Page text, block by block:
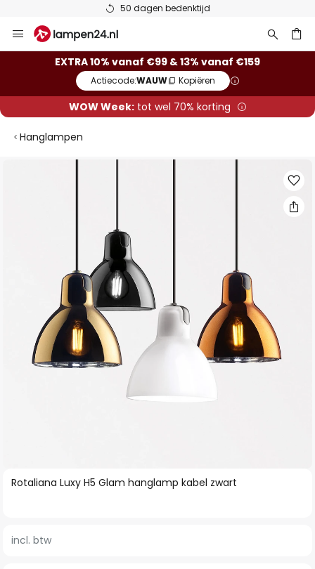
50 dagen bedenktijd
naar
EXTRA 10% vanaf €99 & 13% vanaf €159
Actiecode:WAUW Kopiëren
WOW Week:tot wel 70% korting
Hanglampen
afbeeldingen-
Ga
van
Rotaliana Luxy H5 Glam hanglamp kabel zwart
incl. btw